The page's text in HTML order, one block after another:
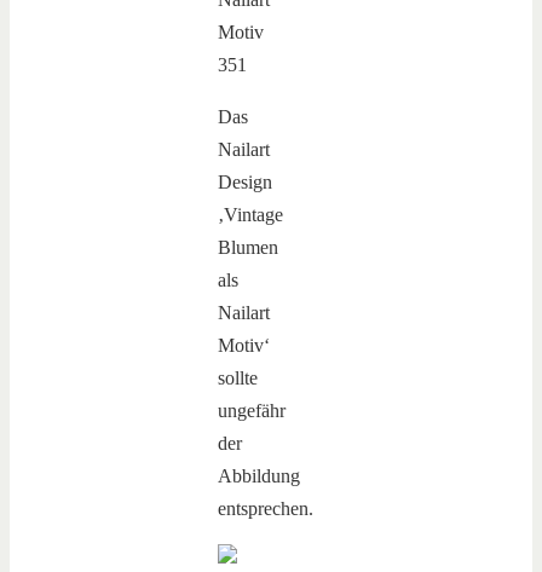
Das
Nailart
Design
‚Vintage
Blumen
als
Nailart
Motiv‘
sollte
ungefähr
der
Abbildung
entsprechen.